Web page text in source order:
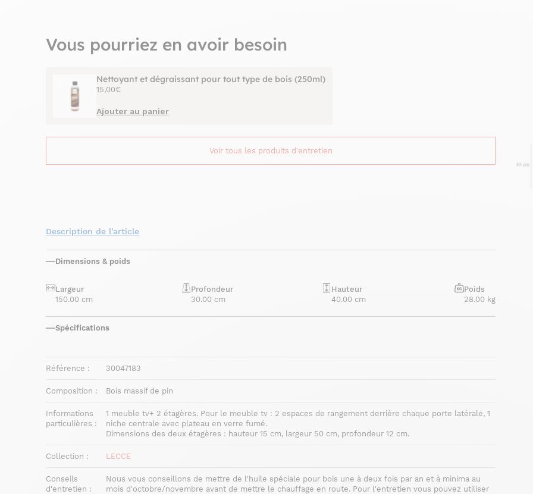
Vous pourriez en avoir besoin
Nettoyant et dégraissant pour tout type de bois (250ml)
15,00€
Ajouter au panier
Voir tous les produits d'entretien
Description de l'article
Dimensions & poids
Largeur
150.00 cm
Profondeur
30.00 cm
Hauteur
40.00 cm
Poids
28.00 kg
Spécifications
Référence : 30047183
Composition : Bois massif de pin
Informations
particulières :
1 meuble tv+ 2 étagères. Pour le meuble tv : 2 espaces de rangement derrière chaque porte latérale, 1
niche centrale avec plateau en verre fumé.
Dimensions des deux étagères : hauteur 15 cm, largeur 50 cm, profondeur 12 cm.
Collection : LECCE
Conseils
d'entretien :
Nous vous conseillons de mettre de l'huile spéciale pour bois une à deux fois par an et à minima au
mois d'octobre/novembre avant de mettre le chauffage en route. Pour l'entretien vous pouvez utiliser